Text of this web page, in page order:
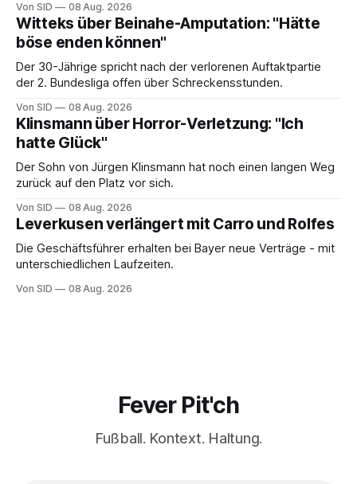
Von SID 08 Aug. 2026
Witteks über Beinahe-Amputation: "Hätte
böse enden können"
Der 30-Jährige spricht nach der verlorenen Auftaktpartie
der 2. Bundesliga offen über Schreckensstunden.
Von SID 08 Aug. 2026
Klinsmann über Horror-Verletzung: "Ich
hatte Glück"
Der Sohn von Jürgen Klinsmann hat noch einen langen Weg
zurück auf den Platz vor sich.
Von SID 08 Aug. 2026
Leverkusen verlängert mit Carro und Rolfes
Die Geschäftsführer erhalten bei Bayer neue Verträge - mit
unterschiedlichen Laufzeiten.
Von SID 08 Aug. 2026
Fever Pit'ch
Fußball. Kontext. Haltung.